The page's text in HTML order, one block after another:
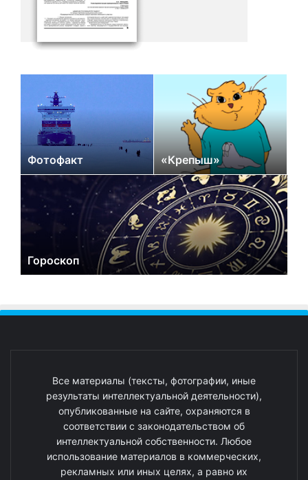
Фотофакт «Крепыш»
Гороскоп
Все материалы (тексты, фотографии, иные
результаты интеллектуальной деятельности),
опубликованные на сайте, охраняются в
соответствии с законодательством об
интеллектуальной собственности. Любое
использование материалов в коммерческих,
рекламных или иных целях, а равно их